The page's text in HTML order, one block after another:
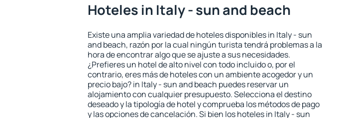
Hoteles in Italy - sun and beach
Existe una amplia variedad de hoteles disponibles in Italy - sun
and beach, razón por la cual ningún turista tendrá problemas a la
hora de encontrar algo que se ajuste a sus necesidades.
¿Prefieres un hotel de alto nivel con todo incluido o, por el
contrario, eres más de hoteles con un ambiente acogedor y un
precio bajo? in Italy - sun and beach puedes reservar un
alojamiento con cualquier presupuesto. Selecciona el destino
deseado y la tipología de hotel y comprueba los métodos de pago
y las opciones de cancelación. Si bien los hoteles in Italy - sun